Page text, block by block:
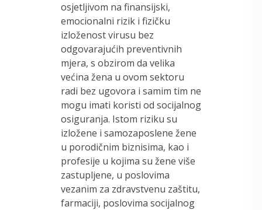
osjetljivom na finansijski,
emocionalni rizik i fizičku
izloženost virusu bez
odgovarajućih preventivnih
mjera, s obzirom da velika
većina žena u ovom sektoru
radi bez ugovora i samim tim ne
mogu imati koristi od socijalnog
osiguranja. Istom riziku su
izložene i samozaposlene žene
u porodičnim biznisima, kao i
profesije u kojima su žene više
zastupljene, u poslovima
vezanim za zdravstvenu zaštitu,
farmaciji, poslovima socijalnog